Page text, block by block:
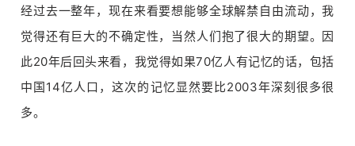
经过去一整年，现在来看要想能够全球解禁自由流动，我
觉得还有巨大的不确定性，当然人们抱了很大的期望。因
此20年后回头来看，我觉得如果70亿人有记忆的话，包括
中国14亿人口，这次的记忆显然要比2003年深刻很多很
多。